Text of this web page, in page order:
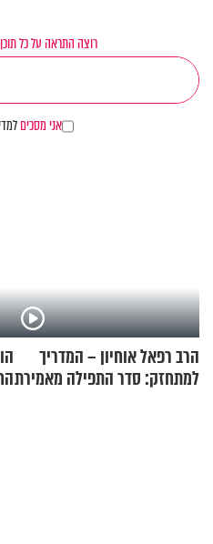
רוצה התראה על כל
אני מסכים
הרב רפאל אוחיון – המדריך
למתחזק: סדר התפילה מאמירת